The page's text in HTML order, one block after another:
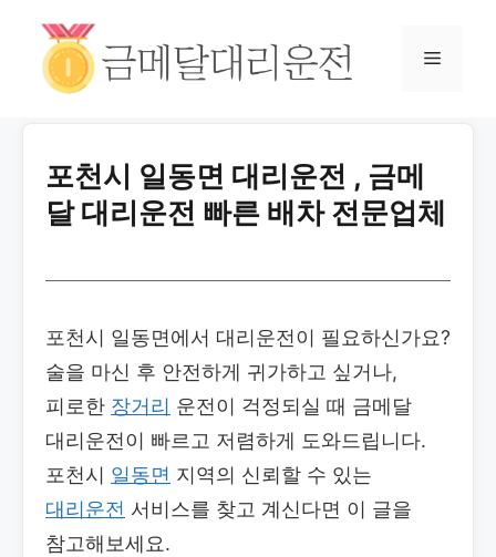
포천시 일동면 대리운전 , 금메
달 대리운전 빠른 배차 전문업체
포천시 일동면에서 대리운전이 필요하신가요?
술을 마신 후 안전하게 귀가하고 싶거나,
피로한 장거리 운전이 걱정되실 때 금메달
대리운전이 빠르고 저렴하게 도와드립니다.
포천시 일동면 지역의 신뢰할 수 있는
대리운전 서비스를 찾고 계신다면 이 글을
참고해보세요.